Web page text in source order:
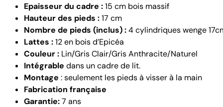
Epaisseur du cadre :15 cm bois massif
Hauteur des pieds :17 cm
Nombre de pieds (inclus) :4 cylindriques wenge
Lattes :12 en bois d’Epicéa
Couleur : Lin/Gris Clair/Gris Anthracite/Naturel
Intégrable dans un cadre de lit.
Montage : seulement les pieds à visser à la main
Fabrication française
Garantie:7 ans